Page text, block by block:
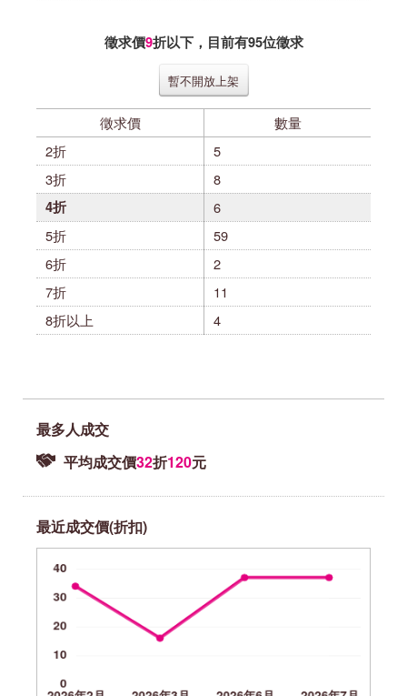
徵求價9折以下，目前有95位徵求
暫不開放上架
徵求價
數量
2折
5
3折
8
4折
6
5折
59
6折
2
7折
11
8折以上
4
最多人成交
平均成交價32折120元
最近成交價(折扣)